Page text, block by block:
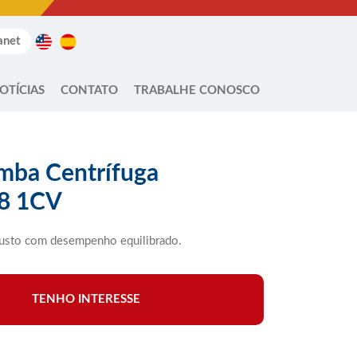
CONTATO TRABALHE CONOSCO
Centrífuga
1CV
com desempenho equilibrado.
TENHO INTERESSE